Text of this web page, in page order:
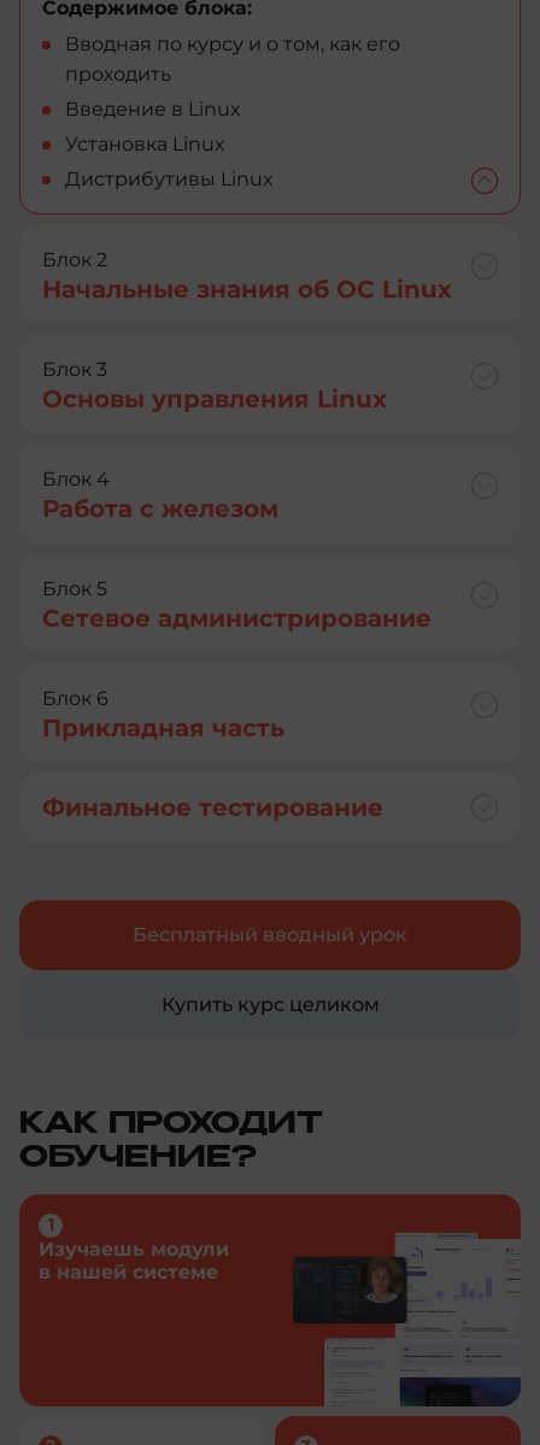
Содержимое блока:
Вводная по курсу и о том, как его
проходить
Введение в Linux
Установка Linux
Дистрибутивы Linux
Блок 2
Начальные знания об ОС Linux
Блок 3
Основы управления Linux
Блок 4
Работа с железом
Блок 5
Сетевое администрирование
Блок 6
Прикладная часть
Финальное тестирование
Бесплатный вводный урок
Купить курс целиком
КАК ПРОХОДИТ
ОБУЧЕНИЕ?
Изучаешь модули
в нашей системе